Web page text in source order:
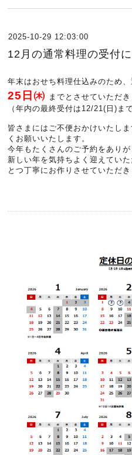
2025-10-29 12:03:00
12月の通常料理の受付
年末はおせち料理仕込みのため
25日㈭ までとさせていただき
（年内の最終受付は12/21(日)ま
皆さまにはご不便おかけいたし
くお願いいたします。
今年もたくさんのご予約をありが
新しい年を気持ちよく迎えてい
とつ丁寧にお作りさせていただき